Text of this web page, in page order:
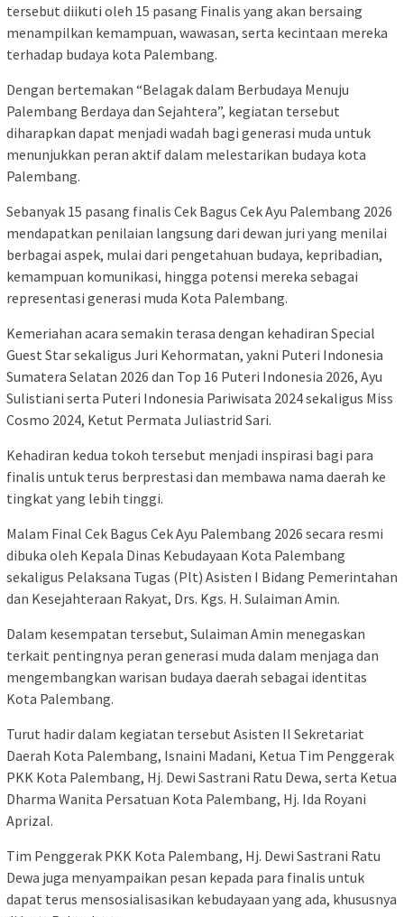
tersebut diikuti oleh 15 pasang Finalis yang akan bersaing
menampilkan kemampuan, wawasan, serta kecintaan mereka
terhadap budaya kota Palembang.
Dengan bertemakan “Belagak dalam Berbudaya Menuju
Palembang Berdaya dan Sejahtera”, kegiatan tersebut
diharapkan dapat menjadi wadah bagi generasi muda untuk
menunjukkan peran aktif dalam melestarikan budaya kota
Palembang.
Sebanyak 15 pasang finalis Cek Bagus Cek Ayu Palembang 2026
mendapatkan penilaian langsung dari dewan juri yang menilai
berbagai aspek, mulai dari pengetahuan budaya, kepribadian,
kemampuan komunikasi, hingga potensi mereka sebagai
representasi generasi muda Kota Palembang.
Kemeriahan acara semakin terasa dengan kehadiran Special
Guest Star sekaligus Juri Kehormatan, yakni Puteri Indonesia
Sumatera Selatan 2026 dan Top 16 Puteri Indonesia 2026, Ayu
Sulistiani serta Puteri Indonesia Pariwisata 2024 sekaligus Miss
Cosmo 2024, Ketut Permata Juliastrid Sari.
Kehadiran kedua tokoh tersebut menjadi inspirasi bagi para
finalis untuk terus berprestasi dan membawa nama daerah ke
tingkat yang lebih tinggi.
Malam Final Cek Bagus Cek Ayu Palembang 2026 secara resmi
dibuka oleh Kepala Dinas Kebudayaan Kota Palembang
sekaligus Pelaksana Tugas (Plt) Asisten I Bidang Pemerintahan
dan Kesejahteraan Rakyat, Drs. Kgs. H. Sulaiman Amin.
Dalam kesempatan tersebut, Sulaiman Amin menegaskan
terkait pentingnya peran generasi muda dalam menjaga dan
mengembangkan warisan budaya daerah sebagai identitas
Kota Palembang.
Turut hadir dalam kegiatan tersebut Asisten II Sekretariat
Daerah Kota Palembang, Isnaini Madani, Ketua Tim Penggerak
PKK Kota Palembang, Hj. Dewi Sastrani Ratu Dewa, serta Ketua
Dharma Wanita Persatuan Kota Palembang, Hj. Ida Royani
Aprizal.
Tim Penggerak PKK Kota Palembang, Hj. Dewi Sastrani Ratu
Dewa juga menyampaikan pesan kepada para finalis untuk
dapat terus mensosialisasikan kebudayaan yang ada, khususnya